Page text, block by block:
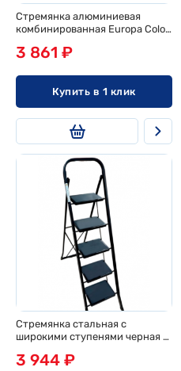
Стремянка алюминиевая
комбинированная Europa Color
3 861 ₽
Купить в 1 клик
Стремянка стальная с
широкими ступенями черная 5
3 944 ₽